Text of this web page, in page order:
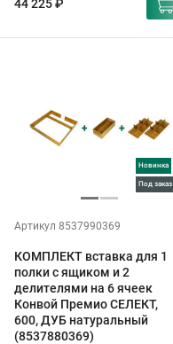
44 225 ₽
Новинка
под заказ
Артикул 8537990369
КОМПЛЕКТ вставка для 1
полки с ящиком и 2
делителями на 6 ячеек
Конвой Премио СЕЛЕКТ,
600, ДУБ натуральный
(8537880369)